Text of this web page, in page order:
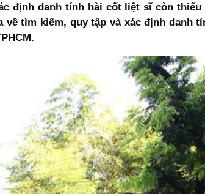
định danh tính hài cốt liệt sĩ còn thiếu
tìm kiếm, quy tập và xác định danh